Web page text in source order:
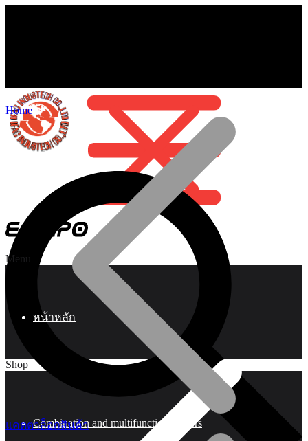
Menu
หน้าหลัก
Shop
Combination and multifunctional pliers
Home
แคตตาล็อกสินค้า